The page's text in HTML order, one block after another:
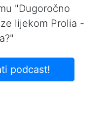
"Dugoročno
lijekom Prolia -
podcast!